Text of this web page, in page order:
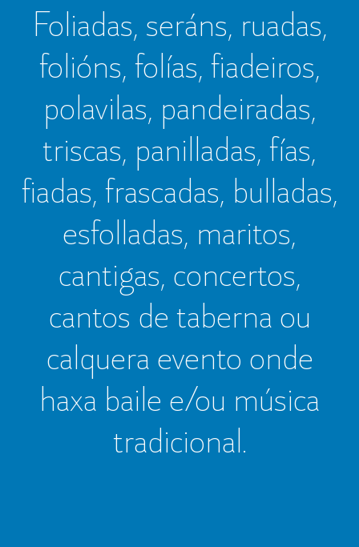
Foliadas, seráns, ruadas,
folións, folías, fiadeiros,
polavilas, pandeiradas,
triscas, panilladas, fías,
fiadas, frascadas, bulladas,
esfolladas, maritos,
cantigas, concertos,
cantos de taberna ou
calquera evento onde
haxa baile e/ou música
tradicional.